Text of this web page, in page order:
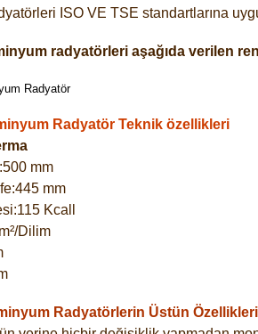
ISO VE TSE standartlarına
radyatörleri aşağıda verilen
Radyatör Teknik özellikleri
mm
mm
Kcall
Dilim
Radyatörlerin Üstün Özellikleri